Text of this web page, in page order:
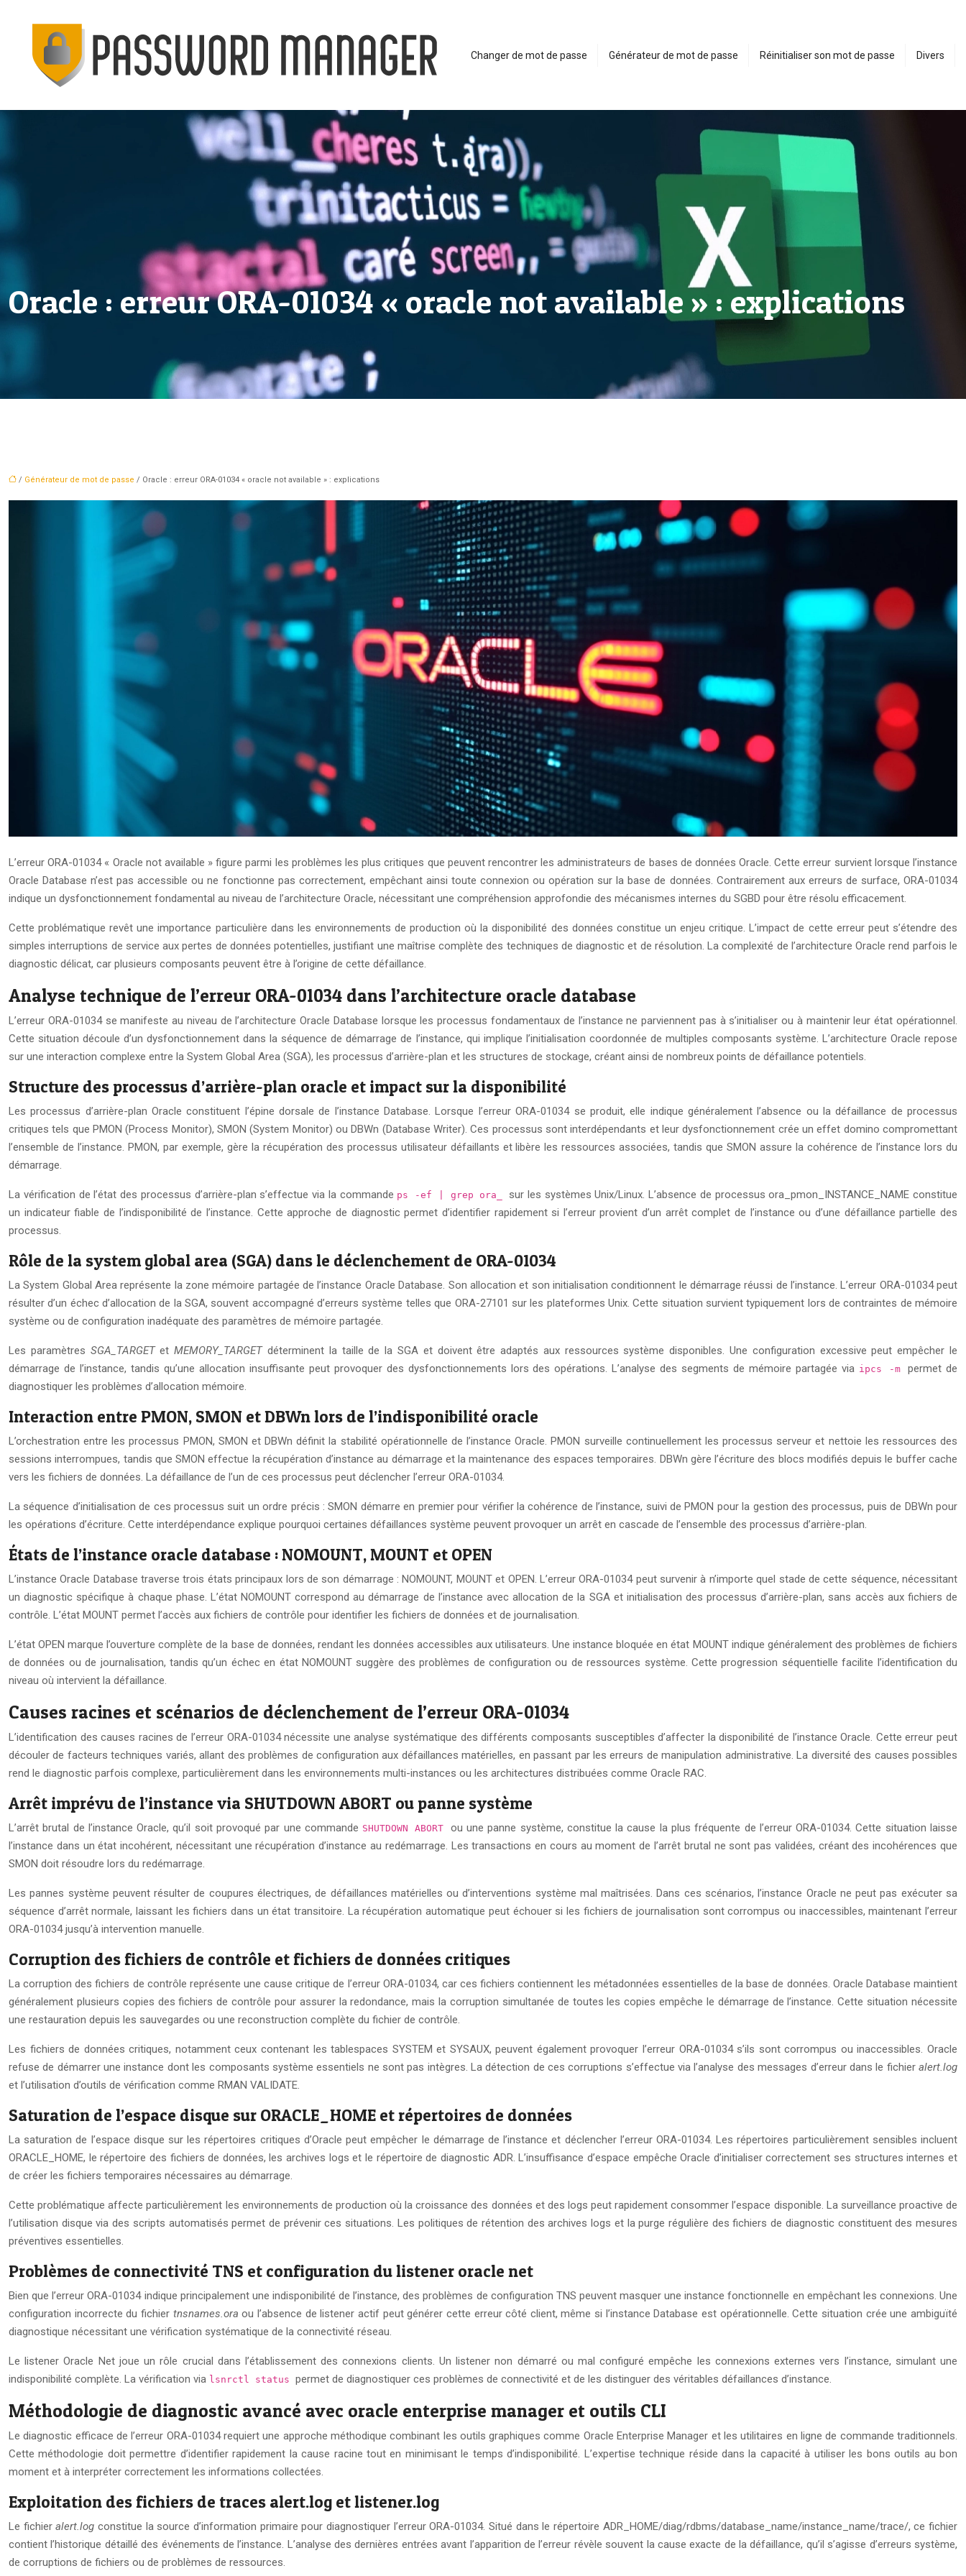
Changer de mot de passe Générateur de mot de passe Réinitialiser son mot de passe Divers
Oracle : erreur ORA-01034 « oracle not available » : explications
/ Générateur de mot de passe / Oracle : erreur ORA-01034 « oracle not available » : explications
L’erreur ORA-01034 « Oracle not available » figure parmi les problèmes les plus critiques que peuvent rencontrer les administrateurs de bases de données Oracle. Cette erreur survient lorsque l’instance
Oracle Database n’est pas accessible ou ne fonctionne pas correctement, empêchant ainsi toute connexion ou opération sur la base de données. Contrairement aux erreurs de surface, ORA-01034
indique un dysfonctionnement fondamental au niveau de l’architecture Oracle, nécessitant une compréhension approfondie des mécanismes internes du SGBD pour être résolu efficacement.
Cette problématique revêt une importance particulière dans les environnements de production où la disponibilité des données constitue un enjeu critique. L’impact de cette erreur peut s’étendre des
simples interruptions de service aux pertes de données potentielles, justifiant une maîtrise complète des techniques de diagnostic et de résolution. La complexité de l’architecture Oracle rend parfois le
diagnostic délicat, car plusieurs composants peuvent être à l’origine de cette défaillance.
Analyse technique de l’erreur ORA-01034 dans l’architecture oracle database
L’erreur ORA-01034 se manifeste au niveau de l’architecture Oracle Database lorsque les processus fondamentaux de l’instance ne parviennent pas à s’initialiser ou à maintenir leur état opérationnel.
Cette situation découle d’un dysfonctionnement dans la séquence de démarrage de l’instance, qui implique l’initialisation coordonnée de multiples composants système. L’architecture Oracle repose
sur une interaction complexe entre la System Global Area (SGA), les processus d’arrière-plan et les structures de stockage, créant ainsi de nombreux points de défaillance potentiels.
Structure des processus d’arrière-plan oracle et impact sur la disponibilité
Les processus d’arrière-plan Oracle constituent l’épine dorsale de l’instance Database. Lorsque l’erreur ORA-01034 se produit, elle indique généralement l’absence ou la défaillance de processus
critiques tels que PMON (Process Monitor), SMON (System Monitor) ou DBWn (Database Writer). Ces processus sont interdépendants et leur dysfonctionnement crée un effet domino compromettant
l’ensemble de l’instance. PMON, par exemple, gère la récupération des processus utilisateur défaillants et libère les ressources associées, tandis que SMON assure la cohérence de l’instance lors du
démarrage.
La vérification de l’état des processus d’arrière-plan s’effectue via la commande ps -ef | grep ora_ sur les systèmes Unix/Linux. L’absence de processus ora_pmon_INSTANCE_NAME constitue
un indicateur fiable de l’indisponibilité de l’instance. Cette approche de diagnostic permet d’identifier rapidement si l’erreur provient d’un arrêt complet de l’instance ou d’une défaillance partielle des
processus.
Rôle de la system global area (SGA) dans le déclenchement de ORA-01034
La System Global Area représente la zone mémoire partagée de l’instance Oracle Database. Son allocation et son initialisation conditionnent le démarrage réussi de l’instance. L’erreur ORA-01034 peut
résulter d’un échec d’allocation de la SGA, souvent accompagné d’erreurs système telles que ORA-27101 sur les plateformes Unix. Cette situation survient typiquement lors de contraintes de mémoire
système ou de configuration inadéquate des paramètres de mémoire partagée.
Les paramètres SGA_TARGETetMEMORY_TARGET déterminent la taille de la SGA et doivent être adaptés aux ressources système disponibles. Une configuration excessive peut empêcher le
démarrage de l’instance, tandis qu’une allocation insuffisante peut provoquer des dysfonctionnements lors des opérations. L’analyse des segments de mémoire partagée via ipcs -mpermet de
diagnostiquer les problèmes d’allocation mémoire.
Interaction entre PMON, SMON et DBWn lors de l’indisponibilité oracle
L’orchestration entre les processus PMON, SMON et DBWn définit la stabilité opérationnelle de l’instance Oracle. PMON surveille continuellement les processus serveur et nettoie les ressources des
sessions interrompues, tandis que SMON effectue la récupération d’instance au démarrage et la maintenance des espaces temporaires. DBWn gère l’écriture des blocs modifiés depuis le buffer cache
vers les fichiers de données. La défaillance de l’un de ces processus peut déclencher l’erreur ORA-01034.
La séquence d’initialisation de ces processus suit un ordre précis : SMON démarre en premier pour vérifier la cohérence de l’instance, suivi de PMON pour la gestion des processus, puis de DBWn pour
les opérations d’écriture. Cette interdépendance explique pourquoi certaines défaillances système peuvent provoquer un arrêt en cascade de l’ensemble des processus d’arrière-plan.
États de l’instance oracle database : NOMOUNT, MOUNT et OPEN
L’instance Oracle Database traverse trois états principaux lors de son démarrage : NOMOUNT, MOUNT et OPEN. L’erreur ORA-01034 peut survenir à n’importe quel stade de cette séquence, nécessitant
un diagnostic spécifique à chaque phase. L’état NOMOUNT correspond au démarrage de l’instance avec allocation de la SGA et initialisation des processus d’arrière-plan, sans accès aux fichiers de
contrôle. L’état MOUNT permet l’accès aux fichiers de contrôle pour identifier les fichiers de données et de journalisation.
L’état OPEN marque l’ouverture complète de la base de données, rendant les données accessibles aux utilisateurs. Une instance bloquée en état MOUNT indique généralement des problèmes de fichiers
de données ou de journalisation, tandis qu’un échec en état NOMOUNT suggère des problèmes de configuration ou de ressources système. Cette progression séquentielle facilite l’identification du
niveau où intervient la défaillance.
Causes racines et scénarios de déclenchement de l’erreur ORA-01034
L’identification des causes racines de l’erreur ORA-01034 nécessite une analyse systématique des différents composants susceptibles d’affecter la disponibilité de l’instance Oracle. Cette erreur peut
découler de facteurs techniques variés, allant des problèmes de configuration aux défaillances matérielles, en passant par les erreurs de manipulation administrative. La diversité des causes possibles
rend le diagnostic parfois complexe, particulièrement dans les environnements multi-instances ou les architectures distribuées comme Oracle RAC.
Arrêt imprévu de l’instance via SHUTDOWN ABORT ou panne système
L’arrêt brutal de l’instance Oracle, qu’il soit provoqué par une commande SHUTDOWN ABORT ou une panne système, constitue la cause la plus fréquente de l’erreur ORA-01034. Cette situation laisse
l’instance dans un état incohérent, nécessitant une récupération d’instance au redémarrage. Les transactions en cours au moment de l’arrêt brutal ne sont pas validées, créant des incohérences que
SMON doit résoudre lors du redémarrage.
Les pannes système peuvent résulter de coupures électriques, de défaillances matérielles ou d’interventions système mal maîtrisées. Dans ces scénarios, l’instance Oracle ne peut pas exécuter sa
séquence d’arrêt normale, laissant les fichiers dans un état transitoire. La récupération automatique peut échouer si les fichiers de journalisation sont corrompus ou inaccessibles, maintenant l’erreur
ORA-01034 jusqu’à intervention manuelle.
Corruption des fichiers de contrôle et fichiers de données critiques
La corruption des fichiers de contrôle représente une cause critique de l’erreur ORA-01034, car ces fichiers contiennent les métadonnées essentielles de la base de données. Oracle Database maintient
généralement plusieurs copies des fichiers de contrôle pour assurer la redondance, mais la corruption simultanée de toutes les copies empêche le démarrage de l’instance. Cette situation nécessite
une restauration depuis les sauvegardes ou une reconstruction complète du fichier de contrôle.
Les fichiers de données critiques, notamment ceux contenant les tablespaces SYSTEM et SYSAUX, peuvent également provoquer l’erreur ORA-01034 s’ils sont corrompus ou inaccessibles. Oracle
refuse de démarrer une instance dont les composants système essentiels ne sont pas intègres. La détection de ces corruptions s’effectue via l’analyse des messages d’erreur dans le fichier alert.log
et l’utilisation d’outils de vérification comme RMAN VALIDATE.
Saturation de l’espace disque sur ORACLE_HOME et répertoires de données
La saturation de l’espace disque sur les répertoires critiques d’Oracle peut empêcher le démarrage de l’instance et déclencher l’erreur ORA-01034. Les répertoires particulièrement sensibles incluent
ORACLE_HOME, le répertoire des fichiers de données, les archives logs et le répertoire de diagnostic ADR. L’insuffisance d’espace empêche Oracle d’initialiser correctement ses structures internes et
de créer les fichiers temporaires nécessaires au démarrage.
Cette problématique affecte particulièrement les environnements de production où la croissance des données et des logs peut rapidement consommer l’espace disponible. La surveillance proactive de
l’utilisation disque via des scripts automatisés permet de prévenir ces situations. Les politiques de rétention des archives logs et la purge régulière des fichiers de diagnostic constituent des mesures
préventives essentielles.
Problèmes de connectivité TNS et configuration du listener oracle net
Bien que l’erreur ORA-01034 indique principalement une indisponibilité de l’instance, des problèmes de configuration TNS peuvent masquer une instance fonctionnelle en empêchant les connexions. Une
configuration incorrecte du fichier tnsnames.oraou l’absence de listener actif peut générer cette erreur côté client, même si l’instance Database est opérationnelle. Cette situation crée une ambiguïté
diagnostique nécessitant une vérification systématique de la connectivité réseau.
Le listener Oracle Net joue un rôle crucial dans l’établissement des connexions clients. Un listener non démarré ou mal configuré empêche les connexions externes vers l’instance, simulant une
indisponibilité complète. La vérification via lsnrctl status permet de diagnostiquer ces problèmes de connectivité et de les distinguer des véritables défaillances d’instance.
Méthodologie de diagnostic avancé avec oracle enterprise manager et outils CLI
Le diagnostic efficace de l’erreur ORA-01034 requiert une approche méthodique combinant les outils graphiques comme Oracle Enterprise Manager et les utilitaires en ligne de commande traditionnels.
Cette méthodologie doit permettre d’identifier rapidement la cause racine tout en minimisant le temps d’indisponibilité. L’expertise technique réside dans la capacité à utiliser les bons outils au bon
moment et à interpréter correctement les informations collectées.
Exploitation des fichiers de traces alert.log et listener.log
Le fichieralert.logconstitue la source d’information primaire pour diagnostiquer l’erreur ORA-01034. Situé dans le répertoire ADR_HOME/diag/rdbms/database_name/instance_name/trace/, ce fichier
contient l’historique détaillé des événements de l’instance. L’analyse des dernières entrées avant l’apparition de l’erreur révèle souvent la cause exacte de la défaillance, qu’il s’agisse d’erreurs système,
de corruptions de fichiers ou de problèmes de ressources.